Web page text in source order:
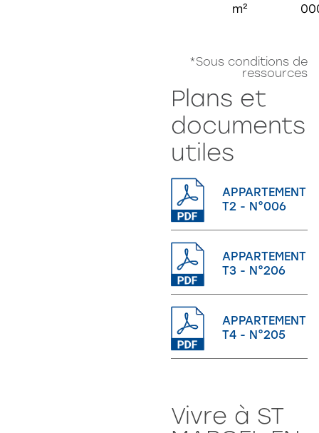
m²
*Sous conditions de
ressources
Plans et
documents
utiles
APPARTEMENT
T2 - N°006
APPARTEMENT
T3 - N°206
APPARTEMENT
T4 - N°205
Vivre à ST